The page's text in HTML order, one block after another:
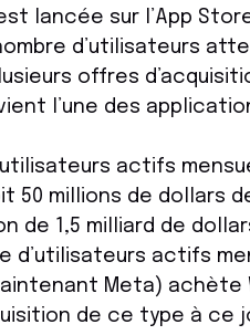
lancée sur l’App
d’utilisateurs
offres
l’une des
actifs
50 millions de dollars
de 1,5 milliard de
d’utilisateurs actifs
Meta) achète
de ce type à ce